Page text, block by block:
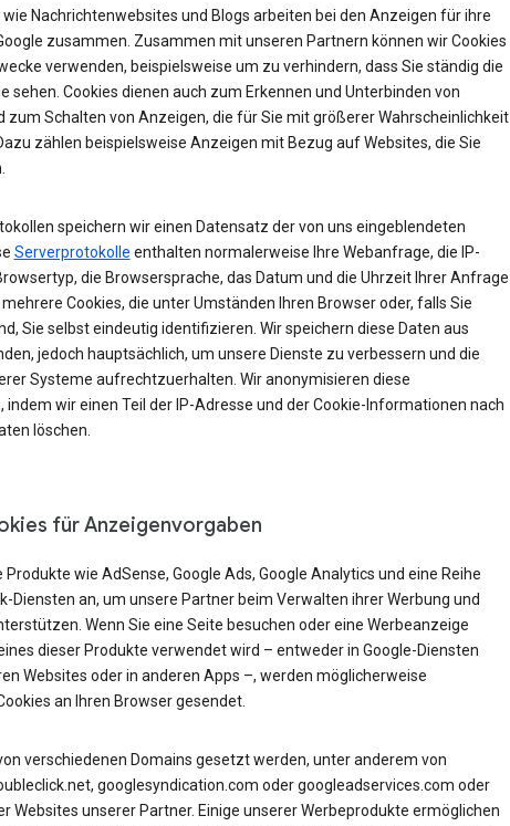
wie Nachrichtenwebsites und Blogs arbeiten bei den Anzeigen für ihre
zusammen. Zusammen mit unseren Partnern können wir Cookies
verwenden, beispielsweise um zu verhindern, dass Sie ständig die
sehen. Cookies dienen auch zum Erkennen und Unterbinden von
zum Schalten von Anzeigen, die für Sie mit größerer Wahrscheinlichkeit
zählen beispielsweise Anzeigen mit Bezug auf Websites, die Sie
speichern wir einen Datensatz der von uns eingeblendeten
Serverprotokolle enthalten normalerweise Ihre Webanfrage, die IP-
die Browsersprache, das Datum und die Uhrzeit Ihrer Anfrage
Cookies, die unter Umständen Ihren Browser oder, falls Sie
Sie selbst eindeutig identifizieren. Wir speichern diese Daten aus
jedoch hauptsächlich, um unsere Dienste zu verbessern und die
Systeme aufrechtzuerhalten. Wir anonymisieren diese
indem wir einen Teil der IP-Adresse und der Cookie-Informationen nach
löschen.
für Anzeigenvorgaben
Produkte wie AdSense, Google Ads, Google Analytics und eine Reihe
Diensten an, um unsere Partner beim Verwalten ihrer Werbung und
Wenn Sie eine Seite besuchen oder eine Werbeanzeige
dieser Produkte verwendet wird – entweder in Google-Diensten
Websites oder in anderen Apps –, werden möglicherweise
an Ihren Browser gesendet.
verschiedenen Domains gesetzt werden, unter anderem von
googlesyndication.com oder googleadservices.com oder
Websites unserer Partner. Einige unserer Werbeprodukte ermöglichen